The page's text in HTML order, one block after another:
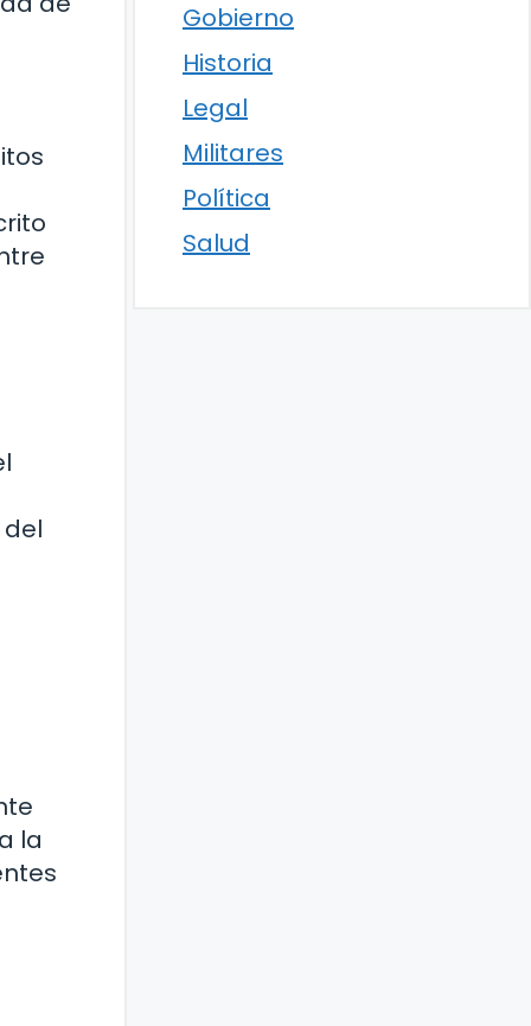
la
Gobierno
Historia
Legal
Militares
Política
Salud